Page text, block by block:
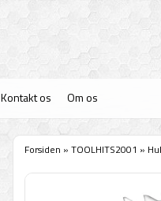
Kontakt os Om os
Forsiden » TOOLHITS2001 »